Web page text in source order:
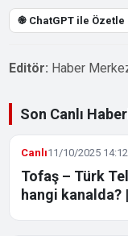
֎ ChatGPT ile Özetle
Editör: Haber
Son Canlı
Canlı11/10/2025 14:12
Tofaş – Türk
hangi kanalda?